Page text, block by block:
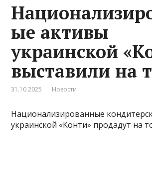
ые активы
украинской
выставили на
31.10.2025 Новости
Национализированные
украинской «Конти» продадут на